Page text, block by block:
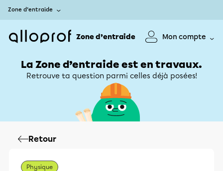
Zone d’entraide
Zone d’entraide Mon compte
La Zone d’entraide est en travaux.
Retrouve ta question parmi celles déjà posées!
Retour
Physique